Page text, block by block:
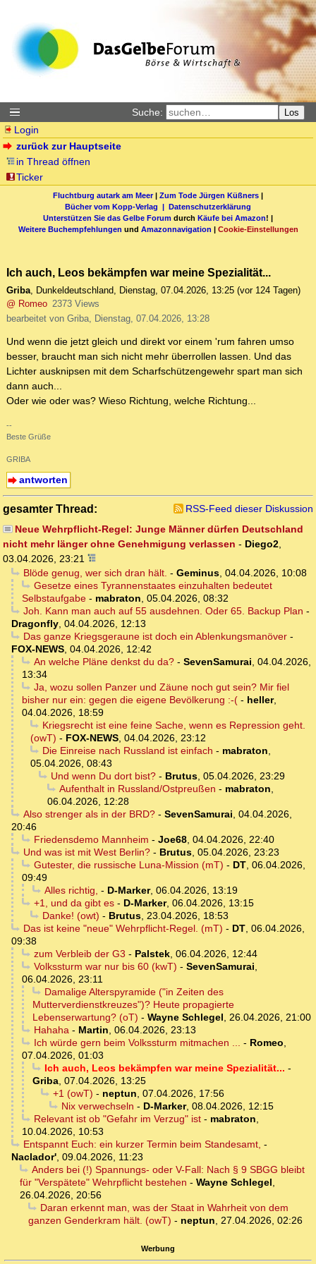
Suche: Los
Login
zurück zur Hauptseite
in Thread öffnen
Ticker
Fluchtburg autark am Meer| Zum Tode Jürgen Küßners |
Bücher vom Kopp-Verlag | Datenschutzerklärung
Unterstützen Sie das Gelbe Forum durch Käufe bei Amazon! |
Weitere Buchempfehlungen und Amazonnavigation | Cookie-Einstellungen
Ich auch, Leos bekämpfen war meine Spezialität...
Griba, Dunkeldeutschland, Dienstag, 07.04.2026, 13:25 (vor 124 Tagen)
@ Romeo 2373 Views
bearbeitet von Griba, Dienstag, 07.04.2026, 13:28
Und wenn die jetzt gleich und direkt vor einem 'rum fahren umso
besser, braucht man sich nicht mehr überrollen lassen. Und das
Lichter ausknipsen mit dem Scharfschützengewehr spart man sich
dann auch...
Oder wie oder was? Wieso Richtung, welche Richtung...
--
Beste Grüße
GRIBA
antworten
gesamter Thread:
RSS-Feed dieser Diskussion
Neue Wehrpflicht-Regel: Junge Männer dürfen Deutschland
nicht mehr länger ohne Genehmigung verlassen - Diego2,
03.04.2026, 23:21
Blöde genug, wer sich dran hält. - Geminus, 04.04.2026, 10:08
Gesetze eines Tyrannenstaates einzuhalten bedeutet
Selbstaufgabe - mabraton, 05.04.2026, 08:32
Joh. Kann man auch auf 55 ausdehnen. Oder 65. Backup Plan -
Dragonfly, 04.04.2026, 12:13
Das ganze Kriegsgeraune ist doch ein Ablenkungsmanöver-
FOX-NEWS, 04.04.2026, 12:42
An welche Pläne denkst du da?- SevenSamurai, 04.04.2026,
13:34
Ja, wozu sollen Panzer und Zäune noch gut sein? Mir fiel
bisher nur ein: gegen die eigene Bevölkerung :-( - heller,
04.04.2026, 18:59
Kriegsrecht ist eine feine Sache, wenn es Repression geht.
(owT) - FOX-NEWS, 04.04.2026, 23:12
Die Einreise nach Russland ist einfach - mabraton,
05.04.2026, 08:43
Und wenn Du dort bist?- Brutus, 05.04.2026, 23:29
Aufenthalt in Russland/Ostpreußen - mabraton,
06.04.2026, 12:28
Also strenger als in der BRD?- SevenSamurai, 04.04.2026,
20:46
Friedensdemo Mannheim - Joe68, 04.04.2026, 22:40
Und was ist mit West Berlin?- Brutus, 05.04.2026, 23:23
Gutester, die russische Luna-Mission (mT) - DT, 06.04.2026,
09:49
Alles richtig, - D-Marker, 06.04.2026, 13:19
+1, und da gibt es- D-Marker, 06.04.2026, 13:15
Danke! (owt) - Brutus, 23.04.2026, 18:53
Das ist keine "neue" Wehrpflicht-Regel. (mT) - DT, 06.04.2026,
09:38
zum Verbleib der G3 - Palstek, 06.04.2026, 12:44
Volkssturm war nur bis 60 (kwT) - SevenSamurai,
06.04.2026, 23:11
Damalige Alterspyramide ("in Zeiten des
Mutterverdienstkreuzes")? Heute propagierte
Lebenserwartung? (oT) - Wayne Schlegel, 26.04.2026, 21:00
Hahaha- Martin, 06.04.2026, 23:13
Ich würde gern beim Volkssturm mitmachen ... - Romeo,
07.04.2026, 01:03
Ich auch, Leos bekämpfen war meine Spezialität... -
Griba, 07.04.2026, 13:25
+1 (owT) - neptun, 07.04.2026, 17:56
Nix verwechseln - D-Marker, 08.04.2026, 12:15
Relevant ist ob "Gefahr im Verzug" ist- mabraton,
10.04.2026, 10:53
Entspannt Euch: ein kurzer Termin beim Standesamt, -
Naclador', 09.04.2026, 11:23
Anders bei (!) Spannungs- oder V-Fall: Nach § 9 SBGG bleibt
für "Verspätete" Wehrpflicht bestehen - Wayne Schlegel,
26.04.2026, 20:56
Daran erkennt man, was der Staat in Wahrheit von dem
ganzen Genderkram hält. (owT) - neptun, 27.04.2026, 02:26
Werbung